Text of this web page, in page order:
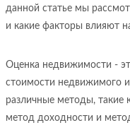
данной статье мы
и какие факторы влияют
Оценка недвижимости -
стоимости недвижимого
различные методы, такие
метод доходности и